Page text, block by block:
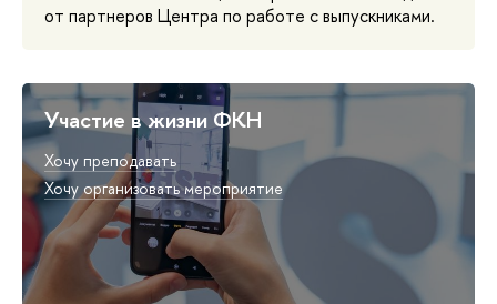
от партнеров Центра по работе с выпускниками.
Участие в жизни ФКН
Хочу преподавать
Хочу организовать мероприятие